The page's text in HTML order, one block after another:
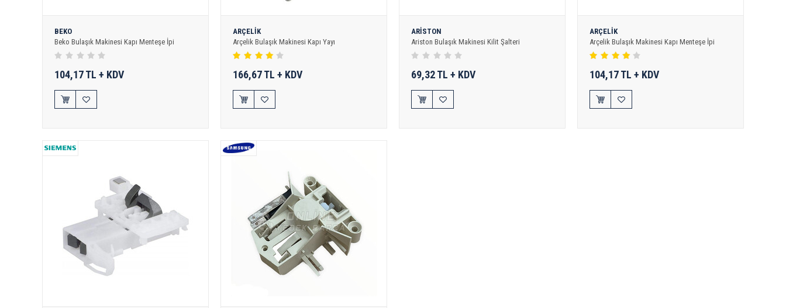
BEKO
Beko Bulaşık Makinesi Kapı Menteşe İpi
104,17 TL + KDV
ARÇELİK
Arçelik Bulaşık Makinesi Kapı Yayı
166,67 TL + KDV
ARİSTON
Ariston Bulaşık Makinesi Kilit Şalteri
69,32 TL + KDV
ARÇELİK
Arçelik Bulaşık Makinesi Kapı Menteşe İpi
104,17 TL + KDV